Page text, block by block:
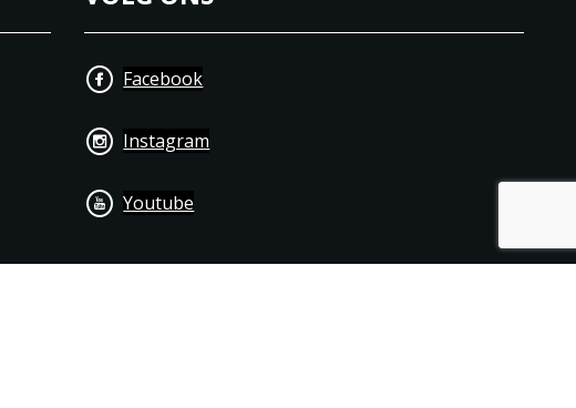
Facebook
Instagram
Youtube